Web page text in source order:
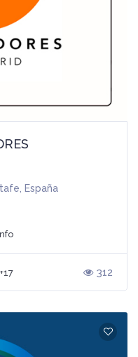
España
+17 312